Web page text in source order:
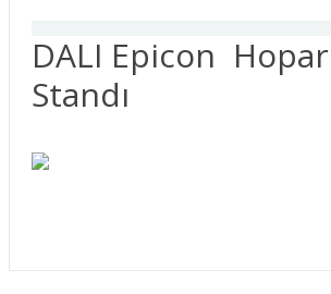
DALI Epicon
Standı